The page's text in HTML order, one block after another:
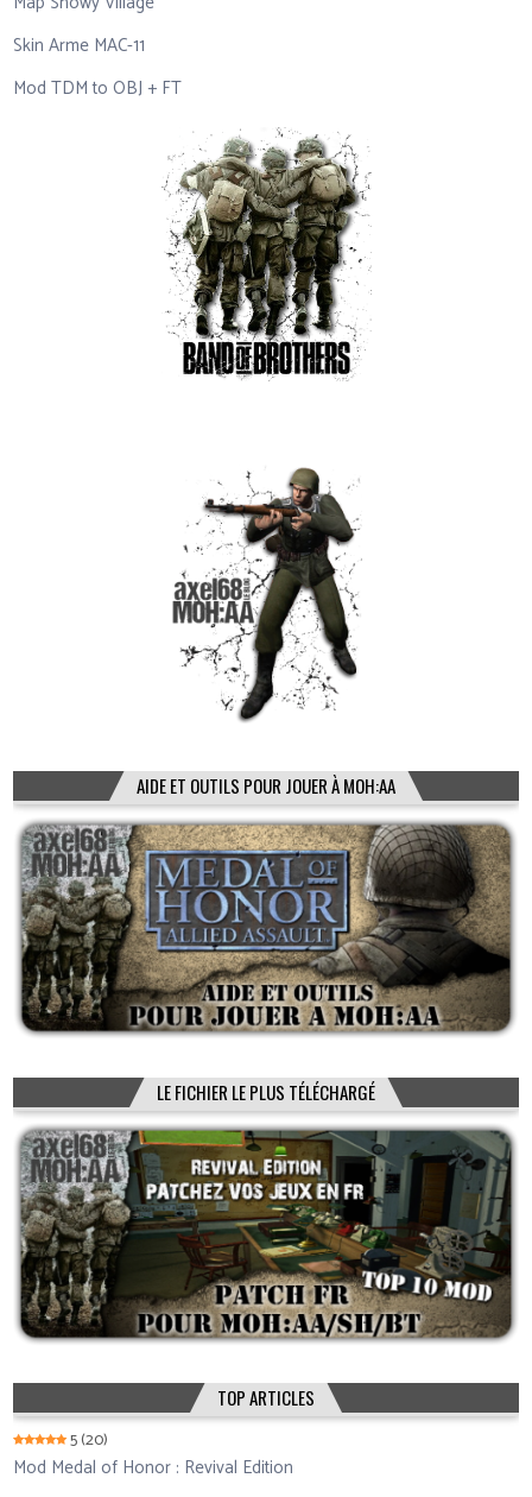
Skin Arme MAC-11
Mod TDM to OBJ + FT
AIDE ET OUTILS POUR JOUER À MOH:AA
LE FICHIER LE PLUS TÉLÉCHARGÉ
TOP ARTICLES
5(20)
Mod Medal of Honor : Revival Edition